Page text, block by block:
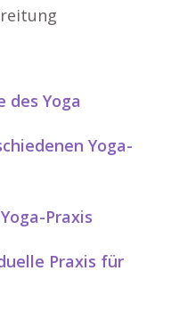
des Yoga
Yoga-
Praxis
Praxis für